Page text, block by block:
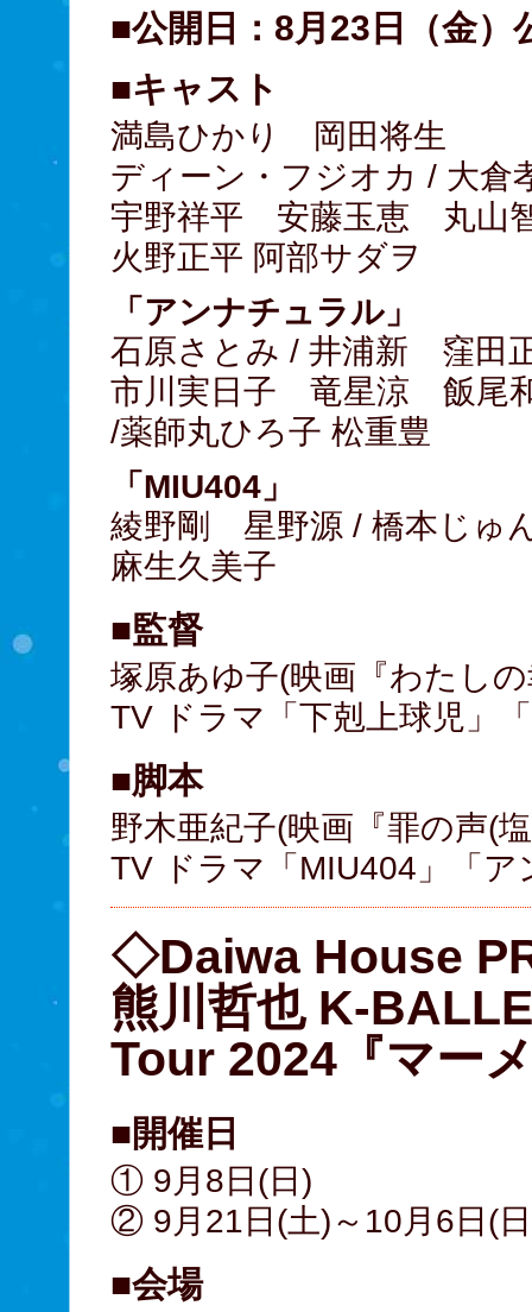
■公開日：8月23日（金）
■キャスト
満島ひかり 岡田将生
ディーン・フジオカ / 大
宇野祥平 安藤玉恵 丸山
火野正平 阿部サダヲ
「アンナチュラル」
石原さとみ / 井浦新 窪田
市川実日子 竜星涼 飯尾
/薬師丸ひろ子 松重豊
「MIU404」
綾野剛 星野源 / 橋本じゅ
麻生久美子
■監督
塚原あゆ子(映画『わたし
TV ドラマ「下剋上球児」
■脚本
野木亜紀子(映画『罪の声(
TV ドラマ「MIU404」「
◇Daiwa House
熊川哲也 K-
Tour 2024『マー
■開催日
① 9月8日(日)
② 9月21日(土)～10月6日(
■会場